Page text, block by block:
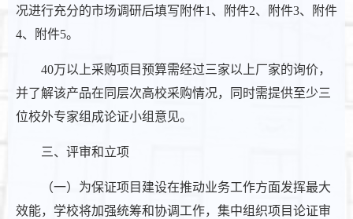
况进行充分的市场调研后填写附件1、附件2、附件3、附件
4、附件5。
40万以上采购项目预算需经过三家以上厂家的询价，
并了解该产品在同层次高校采购情况，同时需提供至少三
位校外专家组成论证小组意见。
三、评审和立项
（一）为保证项目建设在推动业务工作方面发挥最大
效能，学校将加强统筹和协调工作，集中组织项目论证审